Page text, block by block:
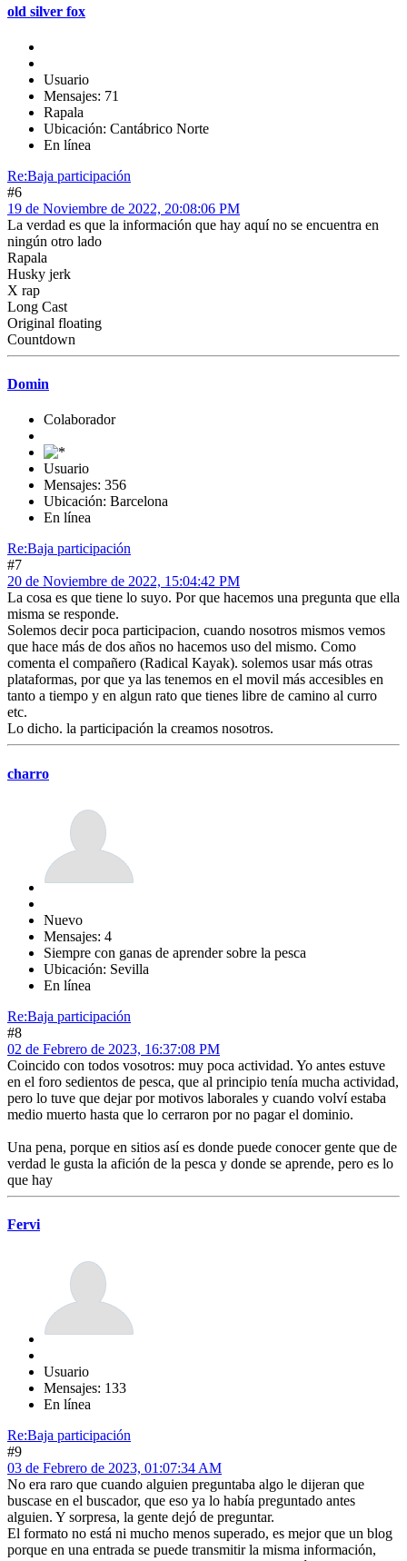
old silver fox
Usuario
Mensajes: 71
Rapala
Ubicación: Cantábrico Norte
En línea
Re:Baja participación
#6
19 de Noviembre de 2022, 20:08:06 PM
La verdad es que la información que hay aquí no se encuentra en
ningún otro lado
Rapala
Husky jerk
X rap
Long Cast
Original floating
Countdown
Domin
Colaborador
Usuario
Mensajes: 356
Ubicación: Barcelona
En línea
Re:Baja participación
#7
20 de Noviembre de 2022, 15:04:42 PM
La cosa es que tiene lo suyo. Por que hacemos una pregunta que ella
misma se responde.
Solemos decir poca participacion, cuando nosotros mismos vemos
que hace más de dos años no hacemos uso del mismo. Como
comenta el compañero (Radical Kayak). solemos usar más otras
plataformas, por que ya las tenemos en el movil más accesibles en
tanto a tiempo y en algun rato que tienes libre de camino al curro
etc.
Lo dicho. la participación la creamos nosotros.
charro
Nuevo
Mensajes: 4
Siempre con ganas de aprender sobre la pesca
Ubicación: Sevilla
En línea
Re:Baja participación
#8
02 de Febrero de 2023, 16:37:08 PM
Coincido con todos vosotros: muy poca actividad. Yo antes estuve
en el foro sedientos de pesca, que al principio tenía mucha actividad,
pero lo tuve que dejar por motivos laborales y cuando volví estaba
medio muerto hasta que lo cerraron por no pagar el dominio.
Una pena, porque en sitios así es donde puede conocer gente que de
verdad le gusta la afición de la pesca y donde se aprende, pero es lo
que hay
Fervi
Usuario
Mensajes: 133
En línea
Re:Baja participación
#9
03 de Febrero de 2023, 01:07:34 AM
No era raro que cuando alguien preguntaba algo le dijeran que
buscase en el buscador, que eso ya lo había preguntado antes
alguien. Y sorpresa, la gente dejó de preguntar.
El formato no está ni mucho menos superado, es mejor que un blog
porque en una entrada se puede transmitir la misma información,